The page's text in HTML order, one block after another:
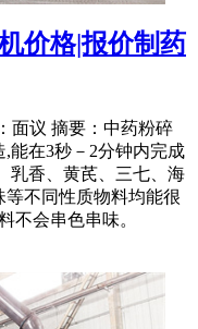
价格|报价制药
面议 摘要：中药粉碎
能在3秒－2分钟内完成
乳香、黄芪、三七、海
不同性质物料均能很
不会串色串味。